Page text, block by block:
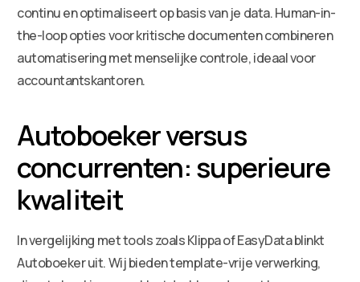
continu en optimaliseert op basis van je data. Human-in-
the-loop opties voor kritische documenten combineren
automatisering met menselijke controle, ideaal voor
accountantskantoren.
Autoboeker versus
concurrenten: superieure
kwaliteit
In vergelijking met tools zoals Klippa of EasyData blinkt
Autoboeker uit. Wij bieden template-vrije verwerking,